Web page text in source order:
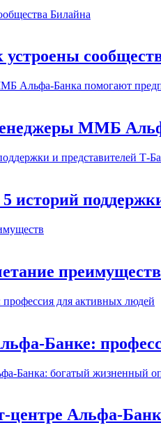
ММБ
историй
преимуществ
Банке:
центре Альфа-